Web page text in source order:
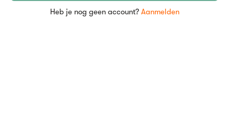
Heb je nog geen account? Aanmelden